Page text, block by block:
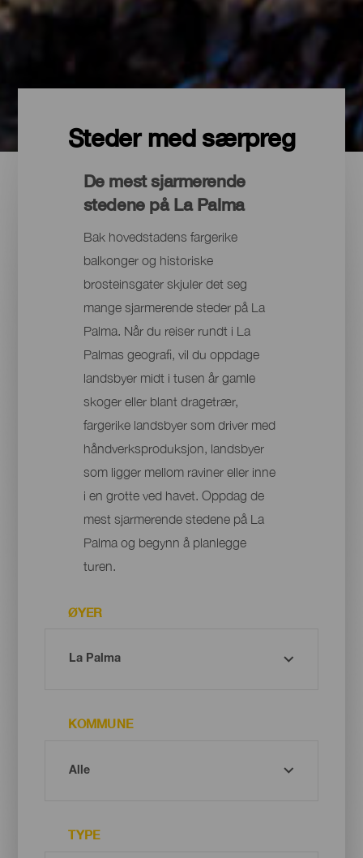
Steder med særpreg
De mest sjarmerende
stedene på La Palma
Bak hovedstadens fargerike
balkonger og historiske
brosteinsgater skjuler det seg
mange sjarmerende steder på La
Palma. Når du reiser rundt i La
Palmas geografi, vil du oppdage
landsbyer midt i tusen år gamle
skoger eller blant dragetrær,
fargerike landsbyer som driver med
håndverksproduksjon, landsbyer
som ligger mellom raviner eller inne
i en grotte ved havet. Oppdag de
mest sjarmerende stedene på La
Palma og begynn å planlegge
turen.
ØYER
KOMMUNE
TYPE